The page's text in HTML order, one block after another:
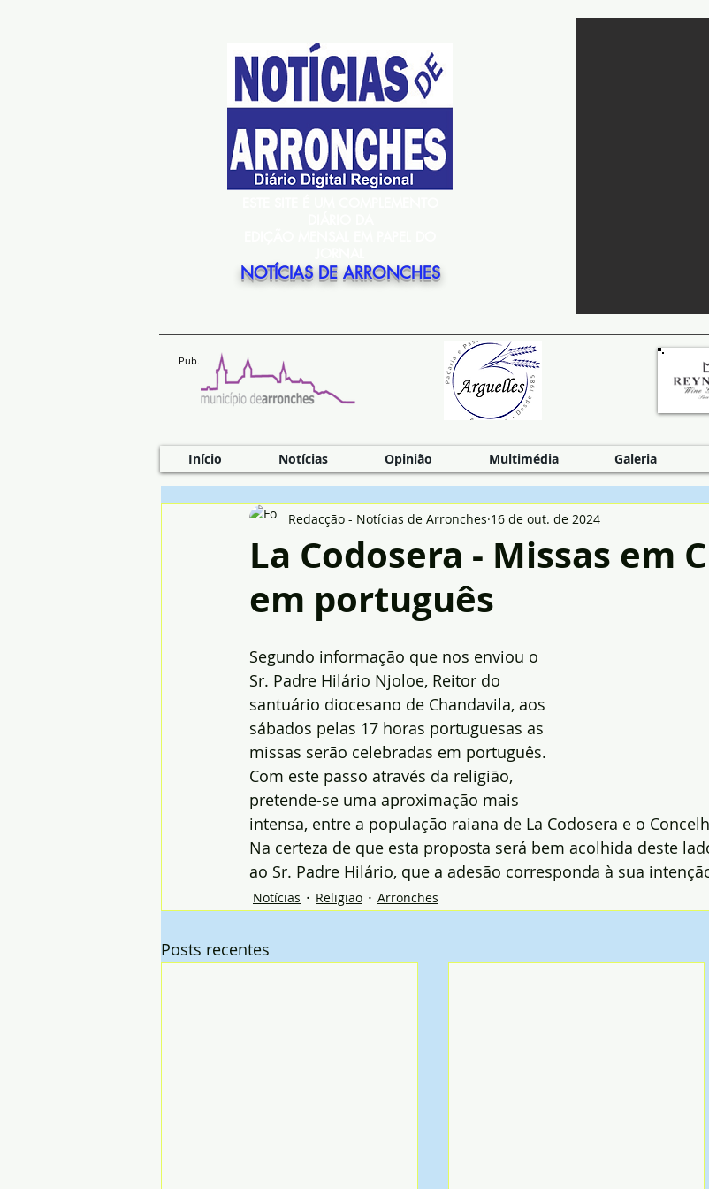
NOTÍCIAS DE ARRONCHES
Pub.
Início Notícias Opinião Multimédia Galeria
La Codosera - Missas em
em português
Redacção - Notícias de Arronches 16 de out. de 2024
Segundo informação que nos enviou o
Sr. Padre Hilário Njoloe, Reitor do
santuário diocesano de Chandavila, aos
sábados pelas 17 horas portuguesas as
missas serão celebradas em português.
Com este passo através da religião,
pretende-se uma aproximação mais
intensa, entre a população raiana de La Codosera e o
Na certeza de que esta proposta será bem acolhida deste
ao Sr. Padre Hilário, que a adesão corresponda à sua
Notícias Religião Arronches
Posts recentes